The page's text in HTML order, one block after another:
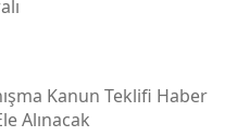
Kanun Teklifi Haber
Alınacak